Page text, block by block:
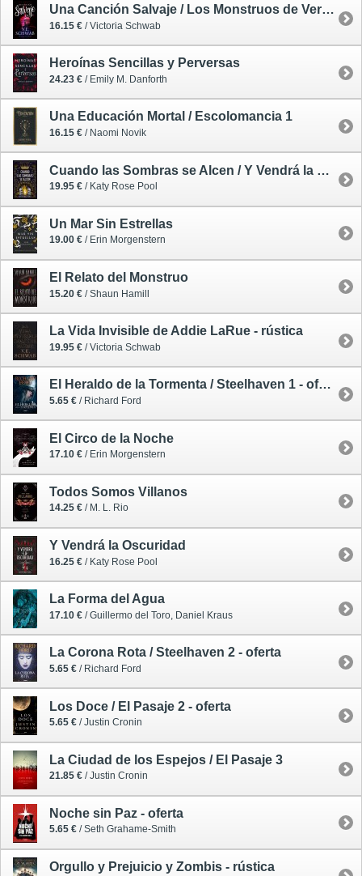
Una Canción Salvaje / Los Monstruos de Verity 1
16.15 € / Victoria Schwab
Heroínas Sencillas y Perversas
24.23 € / Emily M. Danforth
Una Educación Mortal / Escolomancia 1
16.15 € / Naomi Novik
Cuando las Sombras se Alcen / Y Vendrá la Oscuridad 2
19.95 € / Katy Rose Pool
Un Mar Sin Estrellas
19.00 € / Erin Morgenstern
El Relato del Monstruo
15.20 € / Shaun Hamill
La Vida Invisible de Addie LaRue - rústica
19.95 € / Victoria Schwab
El Heraldo de la Tormenta / Steelhaven 1 - oferta
5.65 € / Richard Ford
El Circo de la Noche
17.10 € / Erin Morgenstern
Todos Somos Villanos
14.25 € / M. L. Rio
Y Vendrá la Oscuridad
16.25 € / Katy Rose Pool
La Forma del Agua
17.10 € / Guillermo del Toro, Daniel Kraus
La Corona Rota / Steelhaven 2 - oferta
5.65 € / Richard Ford
Los Doce / El Pasaje 2 - oferta
5.65 € / Justin Cronin
La Ciudad de los Espejos / El Pasaje 3
21.85 € / Justin Cronin
Noche sin Paz - oferta
5.65 € / Seth Grahame-Smith
Orgullo y Prejuicio y Zombis - rústica